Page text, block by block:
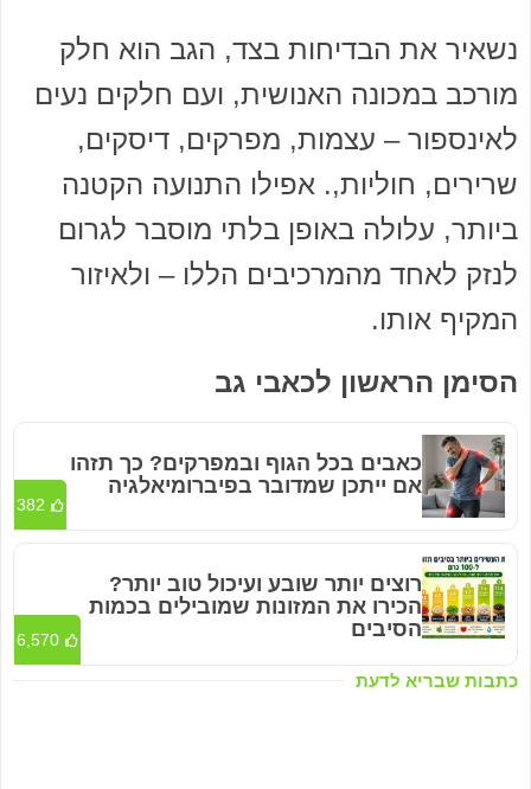
נשאיר את הבדיחות בצד, הגב הוא חלק
מורכב במכונה האנושית, ועם חלקים נעים
לאינספור – עצמות, מפרקים, דיסקים,
שרירים, חוליות,. אפילו התנועה הקטנה
ביותר, עלולה באופן בלתי מוסבר לגרום
לנזק לאחד מהמרכיבים הללו – ולאיזור
המקיף אותו.
הסימן הראשון לכאבי גב
כתבות שבריא לדעת
כאבים בכל הגוף ובמפרקים? כך תזהו
אם ייתכן שמדובר בפיברומיאלגיה
382
רוצים יותר שובע ועיכול טוב יותר?
הכירו את המזונות שמובילים בכמות
הסיבים
6,570